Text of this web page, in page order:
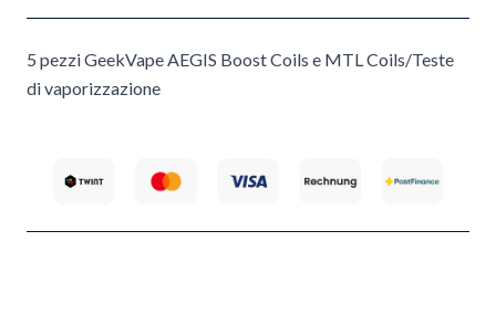
5 pezzi GeekVape AEGIS Boost Coils e MTL Coils/Teste
di vaporizzazione